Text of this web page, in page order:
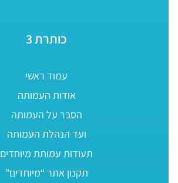
כותרת 3
עמוד ראשי
אודות העמותה
הסבר על העמותה
ועד הנהלת העמותה
תעודות עמותת מיוחדים
תקנון אתר “מיוחדים”